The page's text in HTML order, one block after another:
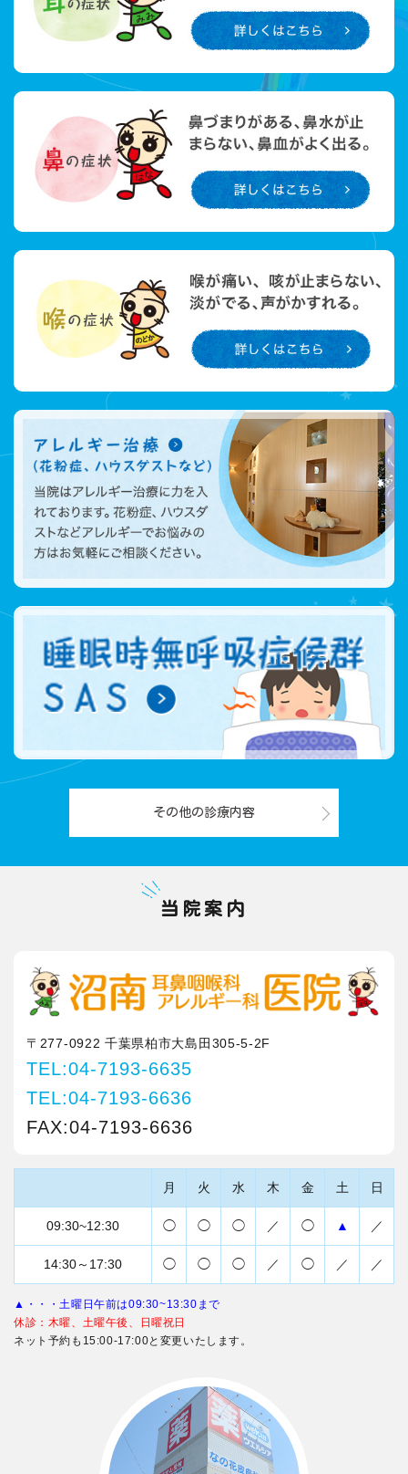
その他の診療内容
当院案内
〒277-0922 千葉県柏市大島田305-5-2F
TEL:04-7193-6635
TEL:04-7193-6636
FAX:04-7193-6636
月 火 水 木 金 土 日
09:30~12:30 ◯ ◯ ◯ ／ ◯ ▲ ／
14:30～17:30 ◯ ◯ ◯ ／ ◯ ／ ／
▲・・・土曜日午前は09:30~13:30まで
休診：木曜、土曜午後、日曜祝日
ネット予約も15:00-17:00と変更いたします。